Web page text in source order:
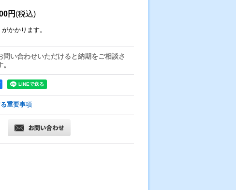
円 (税込)
がかかります。
問い合わせいただけると納期をご相談さ
重要事項